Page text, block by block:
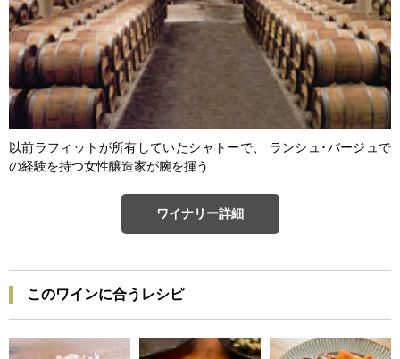
以前ラフィットが所有していたシャトーで、 ランシュ･バージュで
の経験を持つ女性醸造家が腕を揮う
ワイナリー詳細
このワインに合うレシピ